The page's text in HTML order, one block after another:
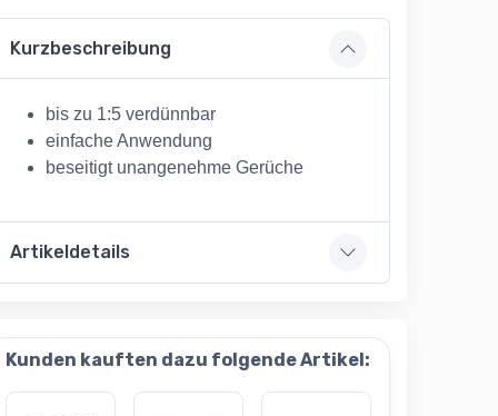
Kurzbeschreibung
bis zu 1:5 verdünnbar
einfache Anwendung
beseitigt unangenehme Gerüche
Artikeldetails
Kunden kauften dazu folgende Artikel: